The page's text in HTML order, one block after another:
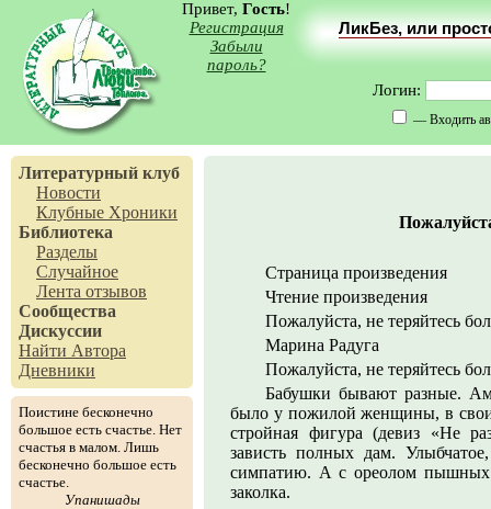
Привет, Гость!
Регистрация
Забыли
пароль?
ЛикБез, или
Логин:
— Входить
Литературный клуб
Новости
Клубные Хроники
Библиотека
Разделы
Случайное
Лента отзывов
Сообщества
Дискуссии
Найти Автора
Дневники
Поистине бесконечно
большое есть счастье. Нет
счастья в малом. Лишь
бесконечно большое есть
счастье.
Упанишады
Страница произведения
Чтение произведения
Пожалуйста, не теряйтесь
Марина Радуга
Пожалуйста, не теряйтесь
Бабушки бывают разные.
было у пожилой женщины, в свои
стройная фигура (девиз «Не
зависть полных дам.
симпатию. А с ореолом пышных
заколка.